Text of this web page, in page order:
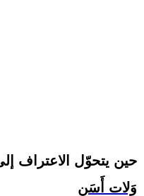
حين يتحوّل الاعتراف
وَلات أَسَن